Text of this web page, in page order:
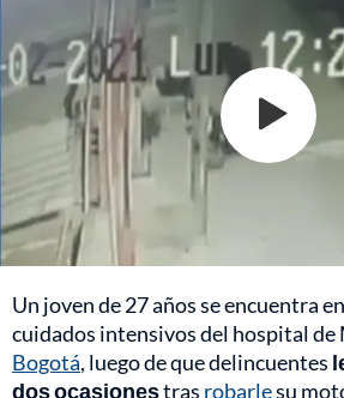
Un joven de 27 años se encuentra
cuidados intensivos del hospital de
Bogotá, luego de que delincuentes
dos ocasionestras robarlesu